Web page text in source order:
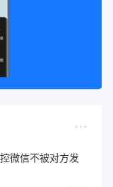
微信不被对方发